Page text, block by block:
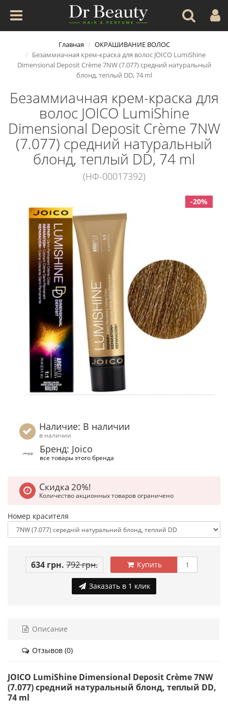
Главная
ОКРАШИВАНИЕ ВОЛОС
Безаммиачная крем-краска для волос JOICO LumiShine
Dimensional Deposit Crème 7NW (7.077) средний натуральный
блонд, теплый DD, 74 ml
Безаммиачная крем-краска для
волос JOICO LumiShine
Dimensional Deposit Crème 7NW
(7.077) средний натуральный
блонд, теплый DD, 74 ml
(НФ-00017392)
-20%
Наличие: В наличии
в наличии
Бренд: Joico
все товары этого бренда
Скидка 20%!
Количество акционных товаров ограничено
Номер красителя
634 грн. 792 грн. Купить
Заказать в 1 клик
Описание
Отзывов (0)
JOICO LumiShine Dimensional Deposit Crème 7NW
(7.077) средний натуральный блонд, теплый DD,
74 ml